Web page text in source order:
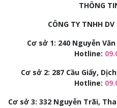
THÔNG
CÔNG TY TNHH
Cơ sở 1: 240 Nguyễn
Hotline:
Cơ sở 2: 287 Cầu Giấy,
Hotline:
Cơ sở 3: 332 Nguyễn Trãi,